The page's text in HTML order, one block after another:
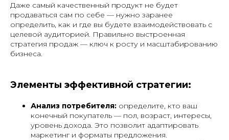
Даже самый качественный продукт не будет
продаваться сам по себе — нужно заранее
определить, как и где вы будете взаимодействовать с
целевой аудиторией. Правильно выстроенная
стратегия продаж — ключ к росту и масштабированию
бизнеса.
Элементы эффективной стратегии:
Анализ потребителя: определите, кто ваш
конечный покупатель — пол, возраст, интересы,
уровень дохода. Это позволит адаптировать
маркетинг и форматы предложения.